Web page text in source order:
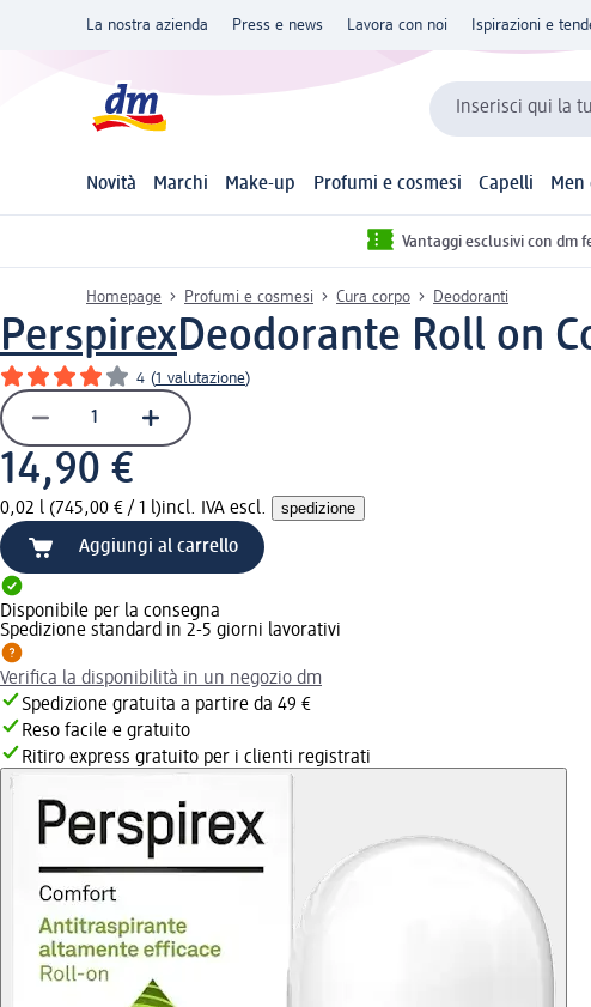
La nostra azienda Press e news Lavora con noi Ispirazioni e
Inserisci qui la
Novità Marchi Make-up Profumi e cosmesi Capelli Men
Vantaggi esclusivi con dm
Homepage Profumi e cosmesi Cura corpo Deodoranti
PerspirexDeodorante Roll on
4 (1 valutazione)
14,90 €
0,02 l (745,00 € / 1 l)incl. IVA escl. spedizione
Aggiungi al carrello
Disponibile per la consegna
Spedizione standard in 2-5 giorni lavorativi
Verifica la disponibilità in un negozio dm
Spedizione gratuita a partire da 49 €
Reso facile e gratuito
Ritiro express gratuito per i clienti registrati